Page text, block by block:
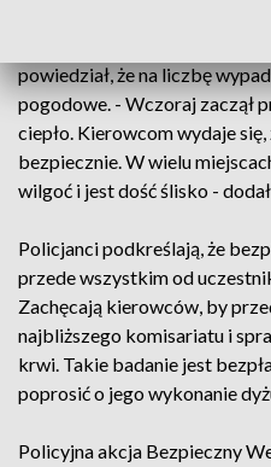
powiedział, że na liczbę
pogodowe. - Wczoraj zaczął
ciepło. Kierowcom wydaje
bezpiecznie. W wielu
wilgoć i jest dość ślisko -
Policjanci podkreślają, że
przede wszystkim od
Zachęcają kierowców, by
najbliższego komisariatu i
krwi. Takie badanie jest
poprosić o jego wykonanie
Policyjna akcja Bezpieczny